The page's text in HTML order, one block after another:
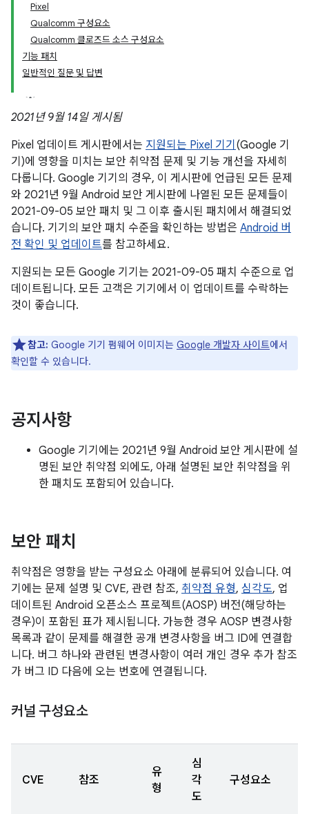
Pixel
Qualcomm 구성요소
Qualcomm 클로즈드 소스 구성요소
기능 패치
일반적인 질문 및 답변
2021년 9월 14일 게시됨
Pixel 업데이트 게시판에서는 지원되는 Pixel 기기 (Google 기
기)에 영향을 미치는 보안 취약점 문제 및 기능 개선을 자세히
다룹니다. Google 기기의 경우, 이 게시판에 언급된 모든 문제
와 2021년 9월 Android 보안 게시판에 나열된 모든 문제들이
2021-09-05 보안 패치 및 그 이후 출시된 패치에서 해결되었
습니다. 기기의 보안 패치 수준을 확인하는 방법은 Android 버
전 확인 및 업데이트를 참고하세요.
지원되는 모든 Google 기기는 2021-09-05 패치 수준으로 업
데이트됩니다. 모든 고객은 기기에서 이 업데이트를 수락하는
것이 좋습니다.
참고: Google 기기 펌웨어 이미지는 Google 개발자 사이트에서
확인할 수 있습니다.
공지사항
Google 기기에는 2021년 9월 Android 보안 게시판에 설
명된 보안 취약점 외에도, 아래 설명된 보안 취약점을 위
한 패치도 포함되어 있습니다.
보안 패치
취약점은 영향을 받는 구성요소 아래에 분류되어 있습니다. 여
기에는 문제 설명 및 CVE, 관련 참조, 취약점 유형, 심각도, 업
데이트된 Android 오픈소스 프로젝트(AOSP) 버전(해당하는
경우)이 포함된 표가 제시됩니다. 가능한 경우 AOSP 변경사항
목록과 같이 문제를 해결한 공개 변경사항을 버그 ID에 연결합
니다. 버그 하나와 관련된 변경사항이 여러 개인 경우 추가 참조
가 버그 ID 다음에 오는 번호에 연결됩니다.
커널 구성요소
CVE 참조
유
형
심
각
도
구성요소